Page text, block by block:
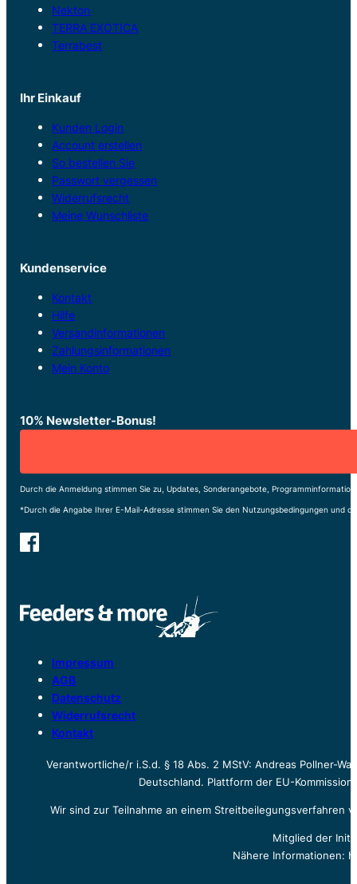
Nekton
TERRA EXOTICA
Terrabest
Ihr Einkauf
Kunden Login
Account erstellen
So bestellen Sie
Passwort vergessen
Widerrufsrecht
Meine Wunschliste
Kundenservice
Kontakt
Hilfe
Versandinformationen
Zahlungsinformationen
Mein Konto
10% Newsletter-Bonus!
Durch die Anmeldung stimmen Sie zu, Updates, Sonderangebote,
*Durch die Angabe Ihrer E-Mail-Adresse stimmen Sie den Nutzungsbedingungen und
Impressum
AGB
Datenschutz
Widerrufsrecht
Kontakt
Verantwortliche/r i.S.d. § 18 Abs. 2 MStV: Andreas Pollner-
Deutschland. Plattform der EU-
Wir sind zur Teilnahme an einem
Mitglied der
Nähere Informationen: